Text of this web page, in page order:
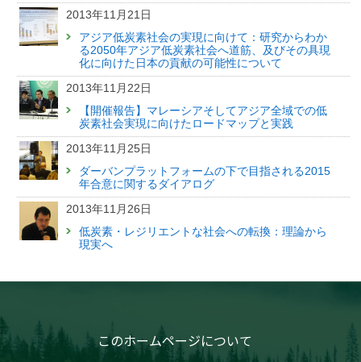
2013年11月21日
アジア低炭素社会の実現に向けて：研究からわか
る2050年アジア低炭素社会へ道筋、及びその具現
化に向けた日本の貢献の可能性について
2013年11月22日
【開催報告】マレーシアそしてアジア全域での低
炭素社会実現に向けたロードマップと実践
2013年11月25日
ダーバンプラットフォームの下で目指される2015
年合意に関するダイアログ
2013年11月26日
低炭素・レジリエントな社会への転換：理論から
現実へ
このホームページについて